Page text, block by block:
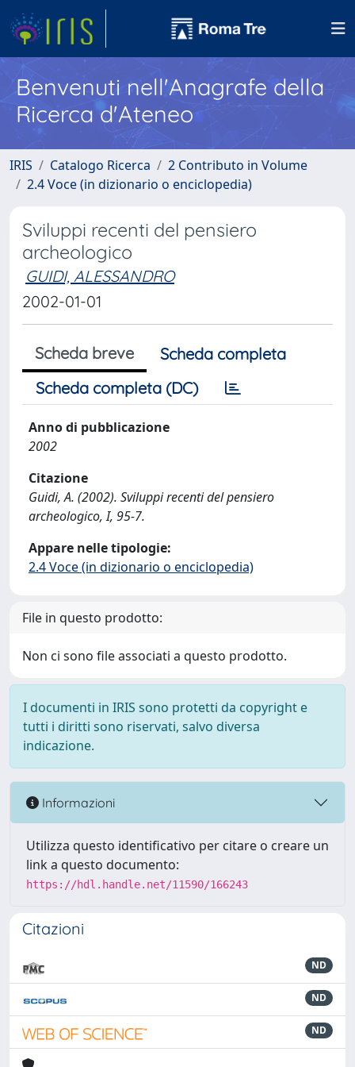
Benvenuti nell'Anagrafe della
Ricerca d'Ateneo
IRIS Catalogo Ricerca
2 Contributo in Volume
2.4 Voce (in dizionario o enciclopedia)
Sviluppi recenti del pensiero
archeologico
GUIDI, ALESSANDRO
2002-01-01
Scheda breve
Scheda completa
Scheda completa (DC)
Anno di pubblicazione
2002
Citazione
Guidi, A. (2002). Sviluppi recenti del pensiero
archeologico, I, 95-7.
Appare nelle tipologie:
2.4 Voce (in dizionario o enciclopedia)
File in questo prodotto:
Non ci sono file associati a questo prodotto.
I documenti in IRIS sono protetti da copyright e
tutti i diritti sono riservati, salvo diversa
indicazione.
Informazioni
Utilizza questo identificativo per citare o creare un
link a questo documento:
https://hdl.handle.net/11590/166243
Citazioni
ND
ND
ND